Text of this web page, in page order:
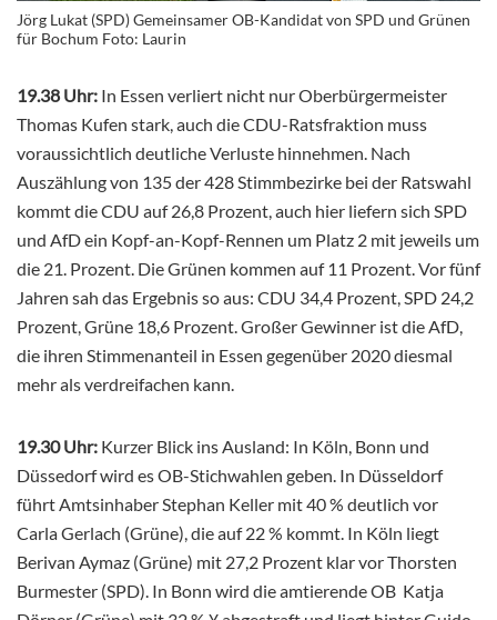
Jörg Lukat (SPD) Gemeinsamer OB-Kandidat von SPD und Grünen
für Bochum Foto: Laurin
19.38 Uhr: In Essen verliert nicht nur Oberbürgermeister
Thomas Kufen stark, auch die CDU-Ratsfraktion muss
voraussichtlich deutliche Verluste hinnehmen. Nach
Auszählung von 135 der 428 Stimmbezirke bei der Ratswahl
kommt die CDU auf 26,8 Prozent, auch hier liefern sich SPD
und AfD ein Kopf-an-Kopf-Rennen um Platz 2 mit jeweils um
die 21. Prozent. Die Grünen kommen auf 11 Prozent. Vor fünf
Jahren sah das Ergebnis so aus: CDU 34,4 Prozent, SPD 24,2
Prozent, Grüne 18,6 Prozent. Großer Gewinner ist die AfD,
die ihren Stimmenanteil in Essen gegenüber 2020 diesmal
mehr als verdreifachen kann.
19.30 Uhr: Kurzer Blick ins Ausland: In Köln, Bonn und
Düssedorf wird es OB-Stichwahlen geben. In Düsseldorf
führt Amtsinhaber Stephan Keller mit 40 % deutlich vor
Carla Gerlach (Grüne), die auf 22 % kommt. In Köln liegt
Berivan Aymaz (Grüne) mit 27,2 Prozent klar vor Thorsten
Burmester (SPD). In Bonn wird die amtierende OB Katja